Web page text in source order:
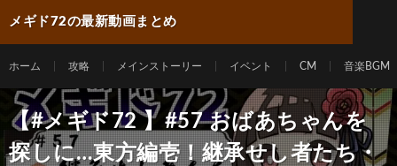
メギド72の最新動画まとめ
ホーム 攻略 メインストーリー イベント CM 音楽BGM
【#メギド72 】#57 おばあちゃんを
探しに…東方編壱！継承せし者たち・